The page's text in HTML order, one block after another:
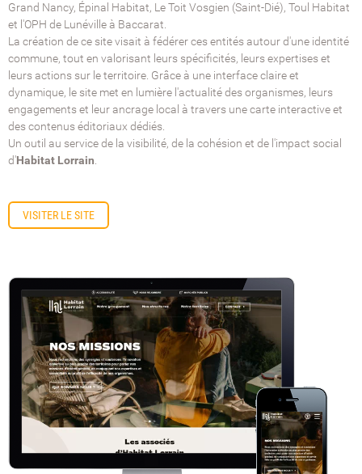
Grand Nancy, Épinal Habitat, Le Toit Vosgien (Saint-Dié), Toul Habitat
et l'OPH de Lunéville à Baccarat.
La création de ce site visait à fédérer ces entités autour d'une identité
commune, tout en valorisant leurs spécificités, leurs expertises et
leurs actions sur le territoire. Grâce à une interface claire et
dynamique, le site met en lumière l'actualité des organismes, leurs
engagements et leur ancrage local à travers une carte interactive et
des contenus éditoriaux dédiés.
Un outil au service de la visibilité, de la cohésion et de l'impact social
d'Habitat Lorrain
VISITER LE SITE